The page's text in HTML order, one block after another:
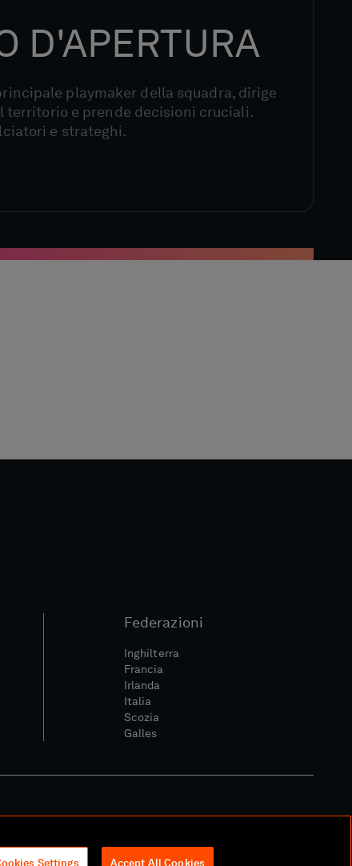
D'APERTURA
playmaker della squadra, dirige
territorio e prende decisioni cruciali.
e strateghi.
Federazioni
Inghilterra
Francia
Irlanda
Italia
Scozia
Galles
Sociale E Digitale
Settings Accept All Cookies